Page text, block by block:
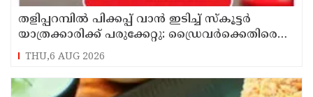
തളിപ്പറമ്പിൽ പിക്കപ്പ് വാൻ ഇടിച്ച് സ്‌കൂട്ടർ
യാത്രക്കാരിക്ക് പരുക്കേറ്റു: ഡ്രൈവർക്കെതിരെ
കേസെടുത്തു
THU,6 AUG 2026